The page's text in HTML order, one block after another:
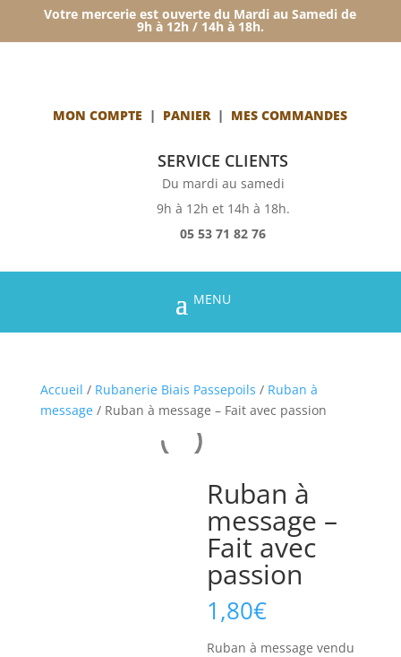
Votre mercerie est ouverte du Mardi au Samedi de
9h à 12h / 14h à 18h.
MON COMPTE | PANIER| MES COMMANDES
SERVICE CLIENTS
Du mardi au samedi
9h à 12h et 14h à 18h.
05 53 71 82 76
Accueil / Rubanerie Biais Passepoils / Ruban à
message/ Ruban à message – Fait avec passion
Ruban à
message –
Fait avec
passion
1,80€
Ruban à message vendu